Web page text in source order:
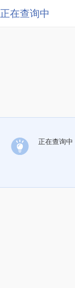
正在查询中
正在查询中